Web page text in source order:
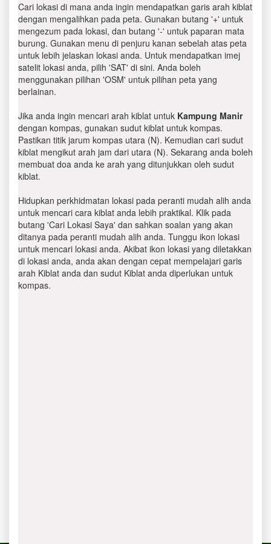
Cari lokasi di mana anda ingin mendapatkan garis arah kiblat
dengan mengalihkan pada peta. Gunakan butang '+' untuk
mengezum pada lokasi, dan butang '-' untuk paparan mata
burung. Gunakan menu di penjuru kanan sebelah atas peta
untuk lebih jelaskan lokasi anda. Untuk mendapatkan imej
satelit lokasi anda, pilih 'SAT' di sini. Anda boleh
menggunakan pilihan 'OSM' untuk pilihan peta yang
berlainan.
Jika anda ingin mencari arah kiblat untuk Kampung Manir
dengan kompas, gunakan sudut kiblat untuk kompas.
Pastikan titik jarum kompas utara (N). Kemudian cari sudut
kiblat mengikut arah jam dari utara (N). Sekarang anda boleh
membuat doa anda ke arah yang ditunjukkan oleh sudut
kiblat.
Hidupkan perkhidmatan lokasi pada peranti mudah alih anda
untuk mencari cara kiblat anda lebih praktikal. Klik pada
butang 'Cari Lokasi Saya' dan sahkan soalan yang akan
ditanya pada peranti mudah alih anda. Tunggu ikon lokasi
untuk mencari lokasi anda. Akibat ikon lokasi yang diletakkan
di lokasi anda, anda akan dengan cepat mempelajari garis
arah Kiblat anda dan sudut Kiblat anda diperlukan untuk
kompas.